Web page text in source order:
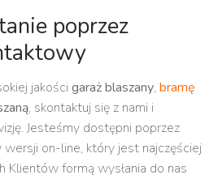
poprzez
jakości garaż blaszany, bramę
, skontaktuj się z nami i
Jesteśmy dostępni poprzez
on-line, który jest najczęściej
Klientów formą wysłania do nas